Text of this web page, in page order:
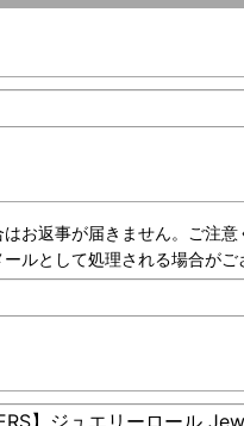
お返事が届きません。ご注意
ルとして処理される場合が